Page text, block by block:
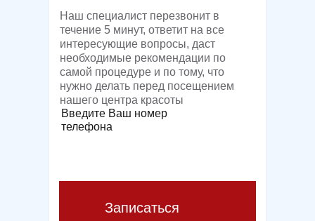
Наш специалист перезвонит в
течение 5 минут, ответит на все
интересующие вопросы, даст
необходимые рекомендации по
самой процедуре и по тому, что
нужно делать перед посещением
нашего центра красоты
Введите Ваш номер
телефона
Записаться